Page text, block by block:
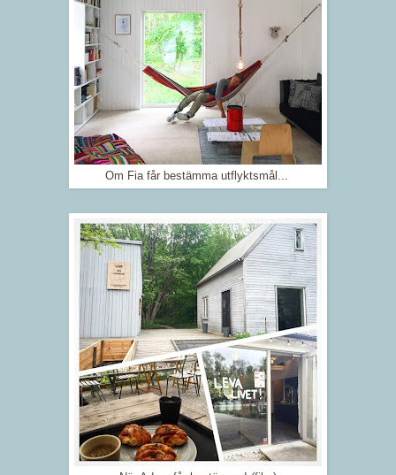
Om Fia får bestämma utflyktsmål...